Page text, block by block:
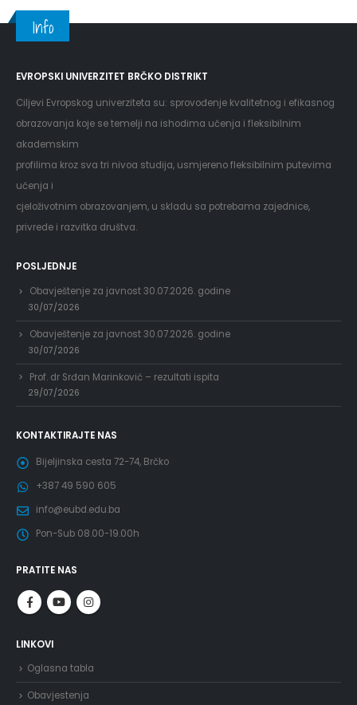
Info
EVROPSKI UNIVERZITET BRČKO DISTRIKT
Ciljevi Evropskog univerziteta su: sprovođenje kvalitetnog i efikasnog
obrazovanja koje se temelji na ishodima učenja i fleksibilnim
akademskim
profilima kroz sva tri nivoa studija, usmjereno fleksibilnim putevima
učenja i
cjeloživotnim obrazovanjem, u skladu sa potrebama zajednice,
privrede i razvitka društva.
POSLJEDNJE
Obavještenje za javnost 30.07.2026. godine
30/07/2026
Obavještenje za javnost 30.07.2026. godine
30/07/2026
Prof. dr Srđan Marinković – rezultati ispita
29/07/2026
KONTAKTIRAJTE NAS
Bijeljinska cesta 72-74, Brčko
+387 49 590 605
info@eubd.edu.ba
Pon-Sub 08.00-19.00h
PRATITE NAS
LINKOVI
Oglasna tabla
Obavjestenja